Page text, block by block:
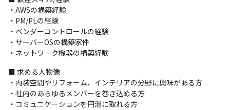
フォーム株式会社を統合してできた会社なので、両社のシステム
統合にも携われます
・社内の企画を行う部署と一緒に、Webサイトの構築に携われる
機会もあります
・AWSの構築経験
・PM/PLの経験
・ベンダーコントロールの経験
・サーバーOSの構築家件
・ネットワーク機器の構築経験
■ 求める人物像
・内装空間やリフォーム、インテリアの分野に興味がある方
・社内のあらゆるメンバーを巻き込める方
・コミュニケーションを円滑に取れる方